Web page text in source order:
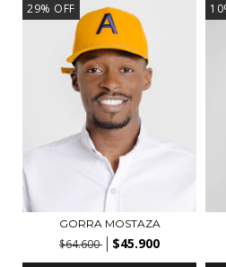
29% OFF
GORRA MOSTAZA
$64.600 $45.900
10